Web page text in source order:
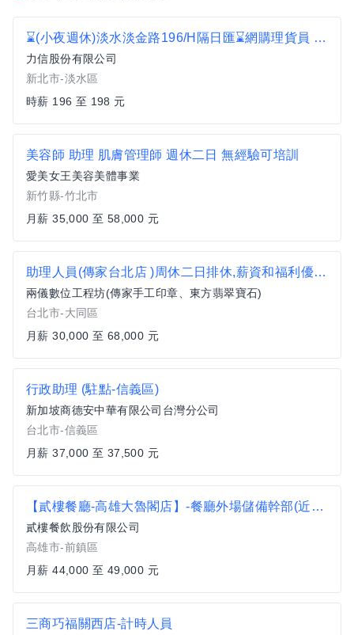
⌛(小夜週休)淡水淡金路196/H隔日匯⌛網購理貨員 C2
力信股份有限公司
新北市-淡水區
時薪 196 至 198 元
美容師 助理 肌膚管理師 週休二日 無經驗可培訓
愛美女王美容美體事業
新竹縣-竹北市
月薪 35,000 至 58,000 元
助理人員(傳家台北店 )周休二日排休,薪資和福利優於行情,傳家全省實體門市
兩儀數位工程坊(傳家手工印章、東方翡翠寶石)
台北市-大同區
月薪 30,000 至 68,000 元
行政助理 (駐點-信義區)
新加坡商德安中華有限公司台灣分公司
台北市-信義區
月薪 37,000 至 37,500 元
【貳樓餐廳-高雄大魯閣店】-餐廳外場儲備幹部(近大魯閣草衙道購物中心)
貳樓餐飲股份有限公司
高雄市-前鎮區
月薪 44,000 至 49,000 元
三商巧福關西店-計時人員